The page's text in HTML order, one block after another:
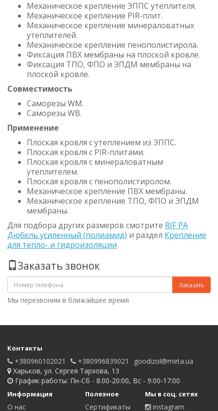
Механическое крепление ЭППС утеплителя.
Механическое крепление PIR-плит.
Механическое крепление минераловатных
утеплителей.
Механическое крепление пенополистирола.
Фиксация ПВХ мембраны на плоской кровле.
Фиксация ТПО, ФПО и ЭПДМ мембраны на
плоской кровле.
Совместимость
Саморезы WM.
Саморезы WB.
Применение
Плоская кровля с утеплением из ЭППС.
Плоская кровля с PIR-плитами.
Плоская кровля с минераловатным
утеплителем.
Плоская кровля с пенополистиролом.
Механическое крепление ПВХ мембраны.
Механическое крепление ТПО, ФПО и ЭПДМ
мембраны.
Для подбора других размеров смотрите RIF PA
Дюбель усиленный (полиамид) и раздел Крепление
для тепло- и гидроизоляции
Заказать звонок
Заказать
Мы перезвоним в ближайшее время
Контакты
+380960102021 +380996839021
goodizol@meta.ua
Харьков, ул. Сергея Тархова, 13
График работы: Пн-Сб - 8:00-20:00, Вс - 9:00-17:00
Информация
О нас
Полезное
Сертификаты
Мы в соц. сетях
instagram